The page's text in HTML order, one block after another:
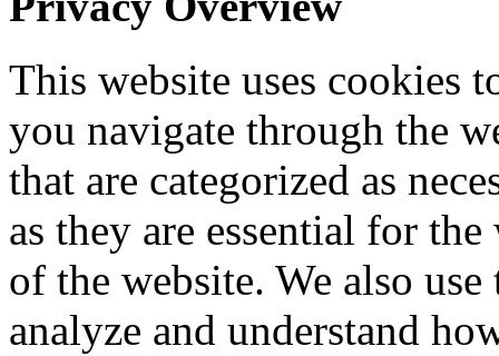
personali possono essere
conoscenza in qualità di
territorio dello Stato, di
3. L'interessato ha diritto di
a) l'aggiornamento, la
This website uses cookies
you navigate through the
that are categorized as
as they are essential for
of the website. We also
analyze and understand